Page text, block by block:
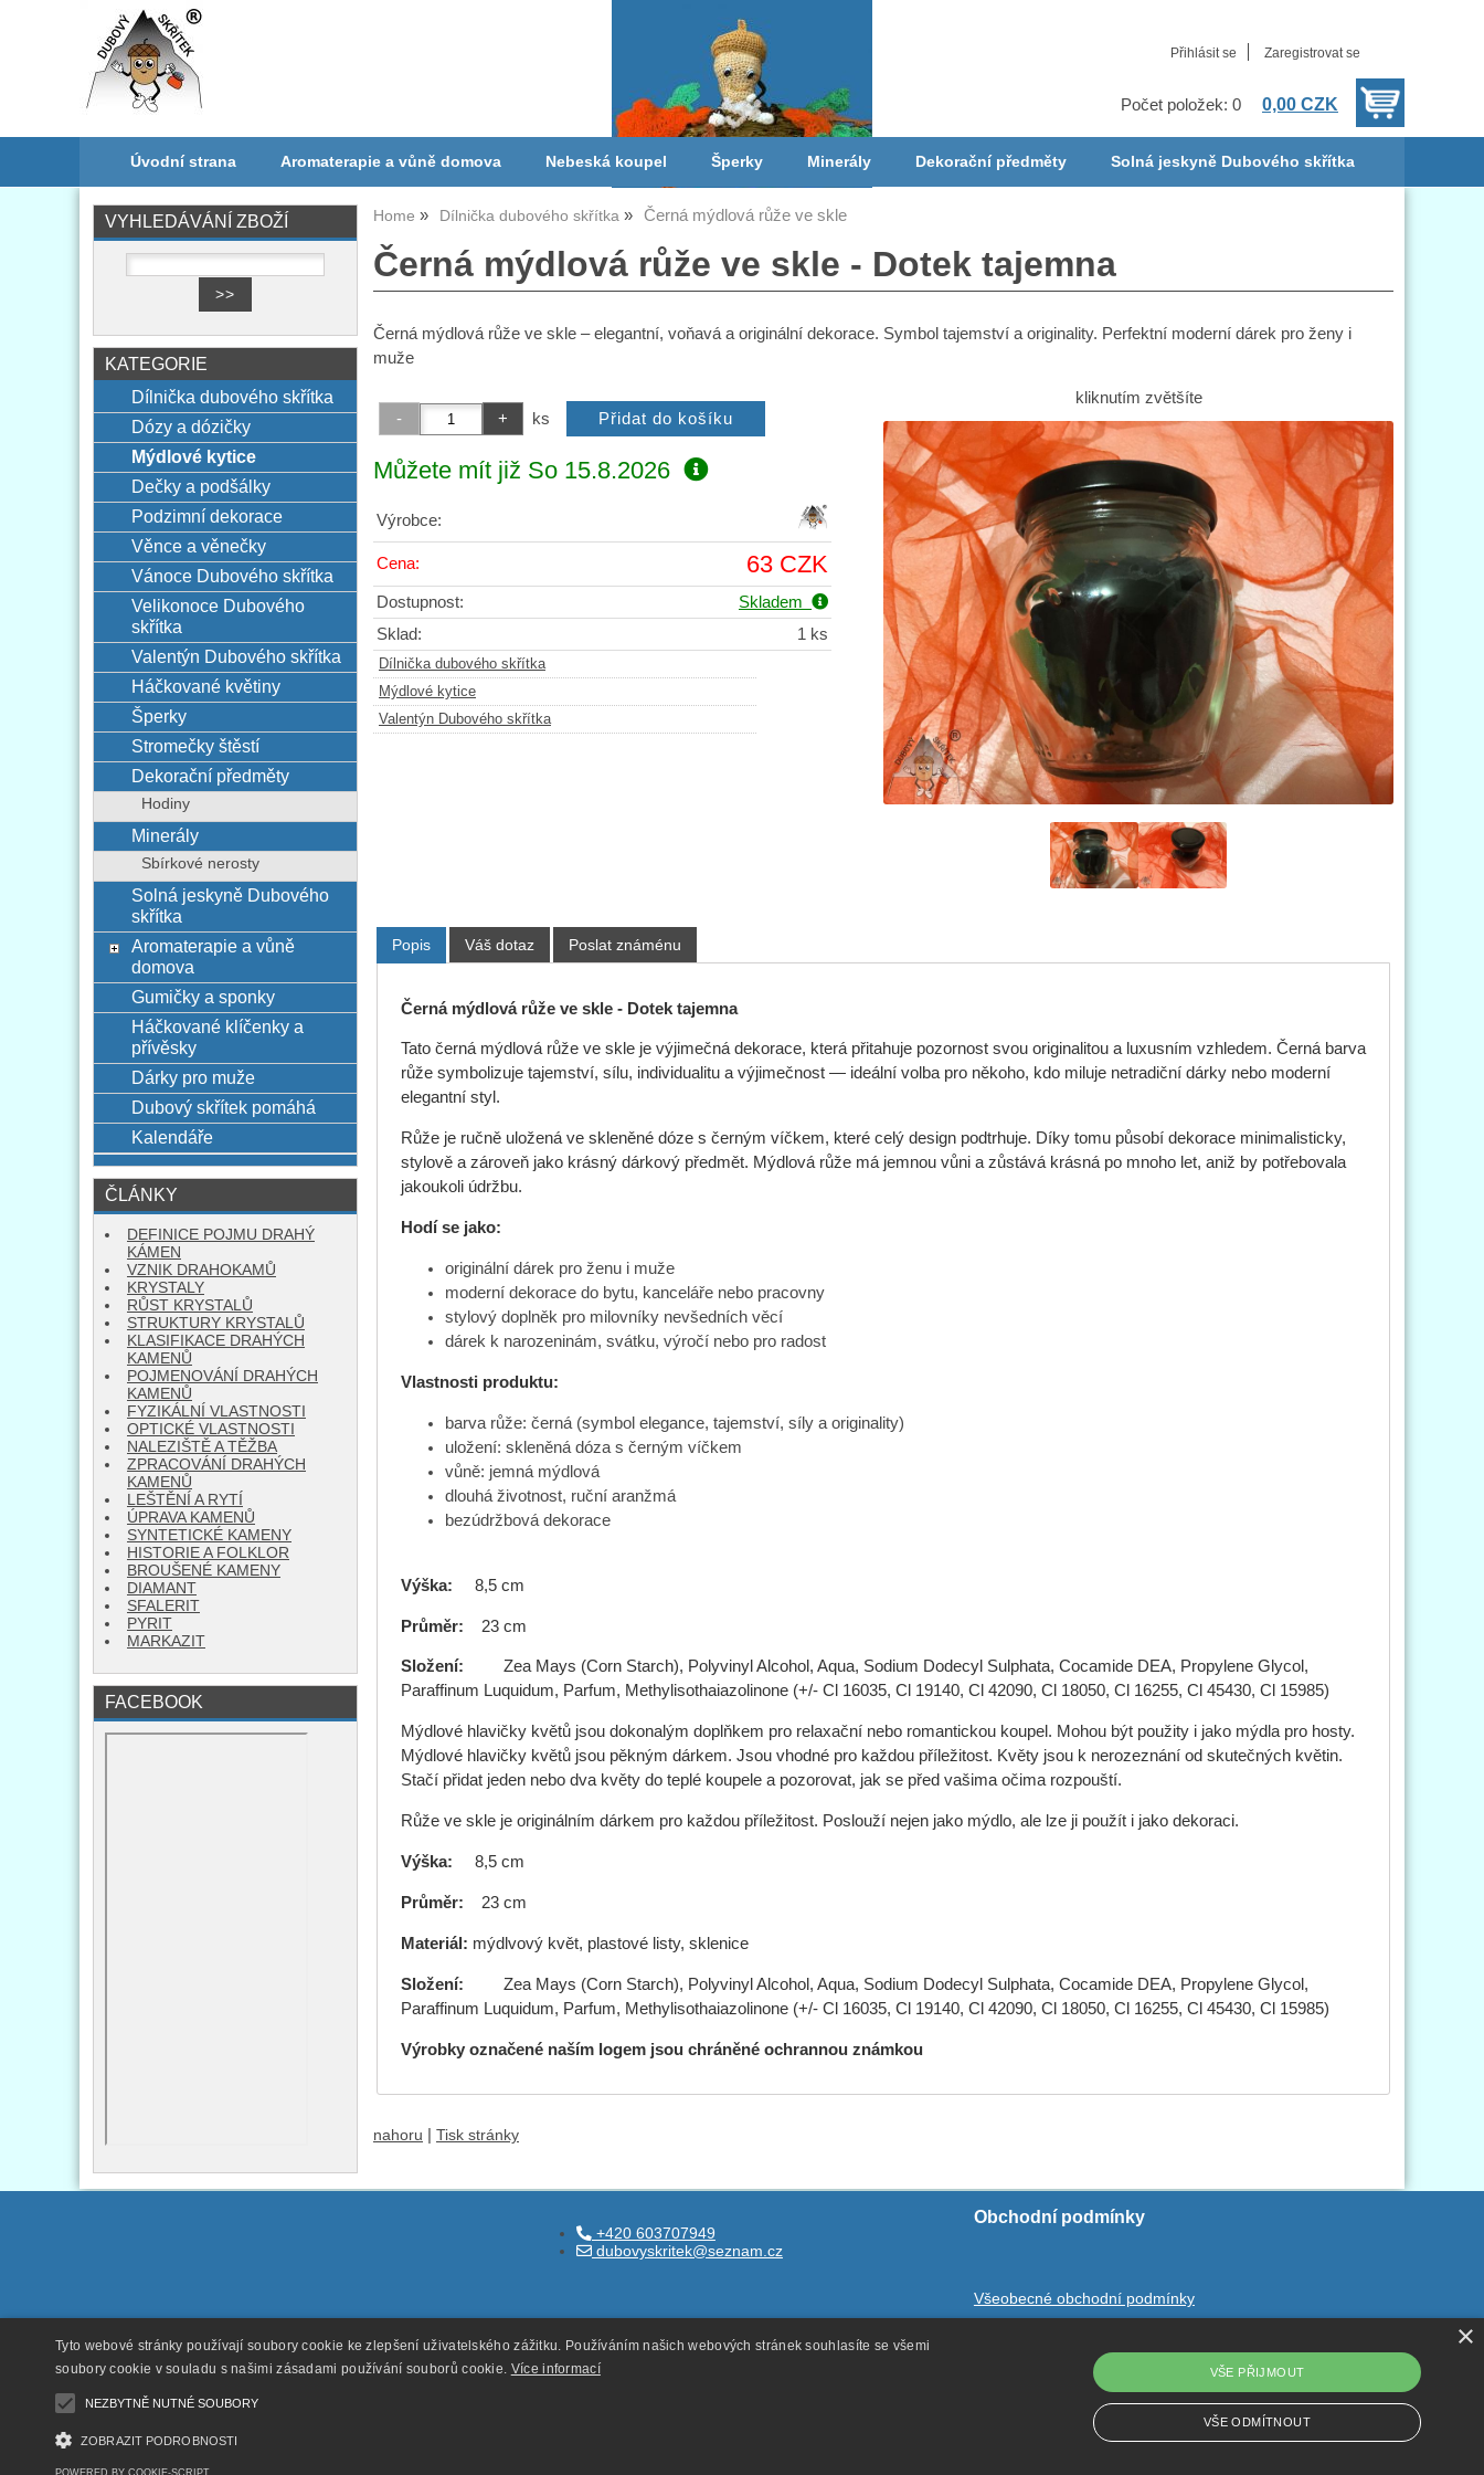
Přihlásit se Zaregistrovat se
Počet položek: 0 0,00 CZK
Úvodní strana Aromaterapie a vůně domova Nebeská koupel Šperky Minerály Dekorační předměty Solná jeskyně Dubového skřítka
Home Dílnička dubového skřítka Černá mýdlová růže ve skle
Černá mýdlová růže ve skle - Dotek tajemna
Černá mýdlová růže ve skle – elegantní, voňavá a originální dekorace. Symbol tajemství a originality. Perfektní moderní dárek pro ženy i
muže
kliknutím zvětšíte
ks
Můžete mít již So 15.8.2026
Výrobce:
Cena: 63 CZK
Dostupnost:
Skladem
Sklad:
1 ks
Dílnička dubového skřítka
Mýdlové kytice
Valentýn Dubového skřítka
Popis Váš dotaz Poslat známénu
Černá mýdlová růže ve skle - Dotek tajemna
Tato černá mýdlová růže ve skle je výjimečná dekorace, která přitahuje pozornost svou originalitou a luxusním vzhledem. Černá barva
růže symbolizuje tajemství, sílu, individualitu a výjimečnost — ideální volba pro někoho, kdo miluje netradiční dárky nebo moderní
elegantní styl.
Růže je ručně uložená ve skleněné dóze s černým víčkem, které celý design podtrhuje. Díky tomu působí dekorace minimalisticky,
stylově a zároveň jako krásný dárkový předmět. Mýdlová růže má jemnou vůni a zůstává krásná po mnoho let, aniž by potřebovala
jakoukoli údržbu.
Hodí se jako:
originální dárek pro ženu i muže
moderní dekorace do bytu, kanceláře nebo pracovny
stylový doplněk pro milovníky nevšedních věcí
dárek k narozeninám, svátku, výročí nebo pro radost
Vlastnosti produktu:
barva růže: černá (symbol elegance, tajemství, síly a originality)
uložení: skleněná dóza s černým víčkem
vůně: jemná mýdlová
dlouhá životnost, ruční aranžmá
bezúdržbová dekorace
Výška: 8,5 cm
Průměr: 23 cm
Složení:
Zea Mays (Corn Starch), Polyvinyl Alcohol, Aqua, Sodium Dodecyl Sulphata, Cocamide DEA, Propylene Glycol,
Paraffinum Luquidum, Parfum, Methylisothaiazolinone (+/- Cl 16035, Cl 19140, Cl 42090, Cl 18050, Cl 16255, Cl 45430, Cl 15985)
Mýdlové hlavičky květů jsou dokonalým doplňkem pro relaxační nebo romantickou koupel. Mohou být použity i jako mýdla pro hosty.
Mýdlové hlavičky květů jsou pěkným dárkem. Jsou vhodné pro každou příležitost. Květy jsou k nerozeznání od skutečných květin.
Stačí přidat jeden nebo dva květy do teplé koupele a pozorovat, jak se před vašima očima rozpouští.
Růže ve skle je originálním dárkem pro každou příležitost. Poslouží nejen jako mýdlo, ale lze ji použít i jako dekoraci.
Výška: 8,5 cm
Průměr: 23 cm
Materiál: mýdlvový květ, plastové listy, sklenice
Složení:
Zea Mays (Corn Starch), Polyvinyl Alcohol, Aqua, Sodium Dodecyl Sulphata, Cocamide DEA, Propylene Glycol,
Paraffinum Luquidum, Parfum, Methylisothaiazolinone (+/- Cl 16035, Cl 19140, Cl 42090, Cl 18050, Cl 16255, Cl 45430, Cl 15985)
Výrobky označené naším logem jsou chráněné ochrannou známkou
nahoru Tisk stránky
VYHLEDÁVÁNÍ ZBOŽÍ
KATEGORIE
Dílnička dubového skřítka
Dózy a dózičky
Mýdlové kytice
Dečky a podšálky
Podzimní dekorace
Věnce a věnečky
Vánoce Dubového skřítka
Velikonoce Dubového
skřítka
Valentýn Dubového skřítka
Háčkované květiny
Šperky
Stromečky štěstí
Dekorační předměty
Hodiny
Minerály
Sbírkové nerosty
Solná jeskyně Dubového
skřítka
Aromaterapie a vůně
domova
Gumičky a sponky
Háčkované klíčenky a
přívěsky
Dárky pro muže
Dubový skřítek pomáhá
Kalendáře
ČLÁNKY
DEFINICE POJMU DRAHÝ
KÁMEN
VZNIK DRAHOKAMŮ
KRYSTALY
RŮST KRYSTALŮ
STRUKTURY KRYSTALŮ
KLASIFIKACE DRAHÝCH
KAMENŮ
POJMENOVÁNÍ DRAHÝCH
KAMENŮ
FYZIKÁLNÍ VLASTNOSTI
OPTICKÉ VLASTNOSTI
NALEZIŠTĚ A TĚŽBA
ZPRACOVÁNÍ DRAHÝCH
KAMENŮ
LEŠTĚNÍ A RYTÍ
ÚPRAVA KAMENŮ
SYNTETICKÉ KAMENY
HISTORIE A FOLKLOR
BROUŠENÉ KAMENY
DIAMANT
SFALERIT
PYRIT
MARKAZIT
FACEBOOK
+420 603707949
dubovyskritek@seznam.cz
Obchodní podmínky
Všeobecné obchodní podmínky
Odstoupení od smlouvy
×
Tyto webové stránky používají soubory cookie ke zlepšení uživatelského zážitku. Používáním našich webových stránek souhlasíte se všemi
soubory cookie v souladu s našimi zásadami používání souborů cookie. Více informací
NEZBYTNĚ NUTNÉ SOUBORY
ZOBRAZIT PODROBNOSTI
VŠE PŘIJMOUT
VŠE ODMÍTNOUT
POWERED BY COOKIE-SCRIPT